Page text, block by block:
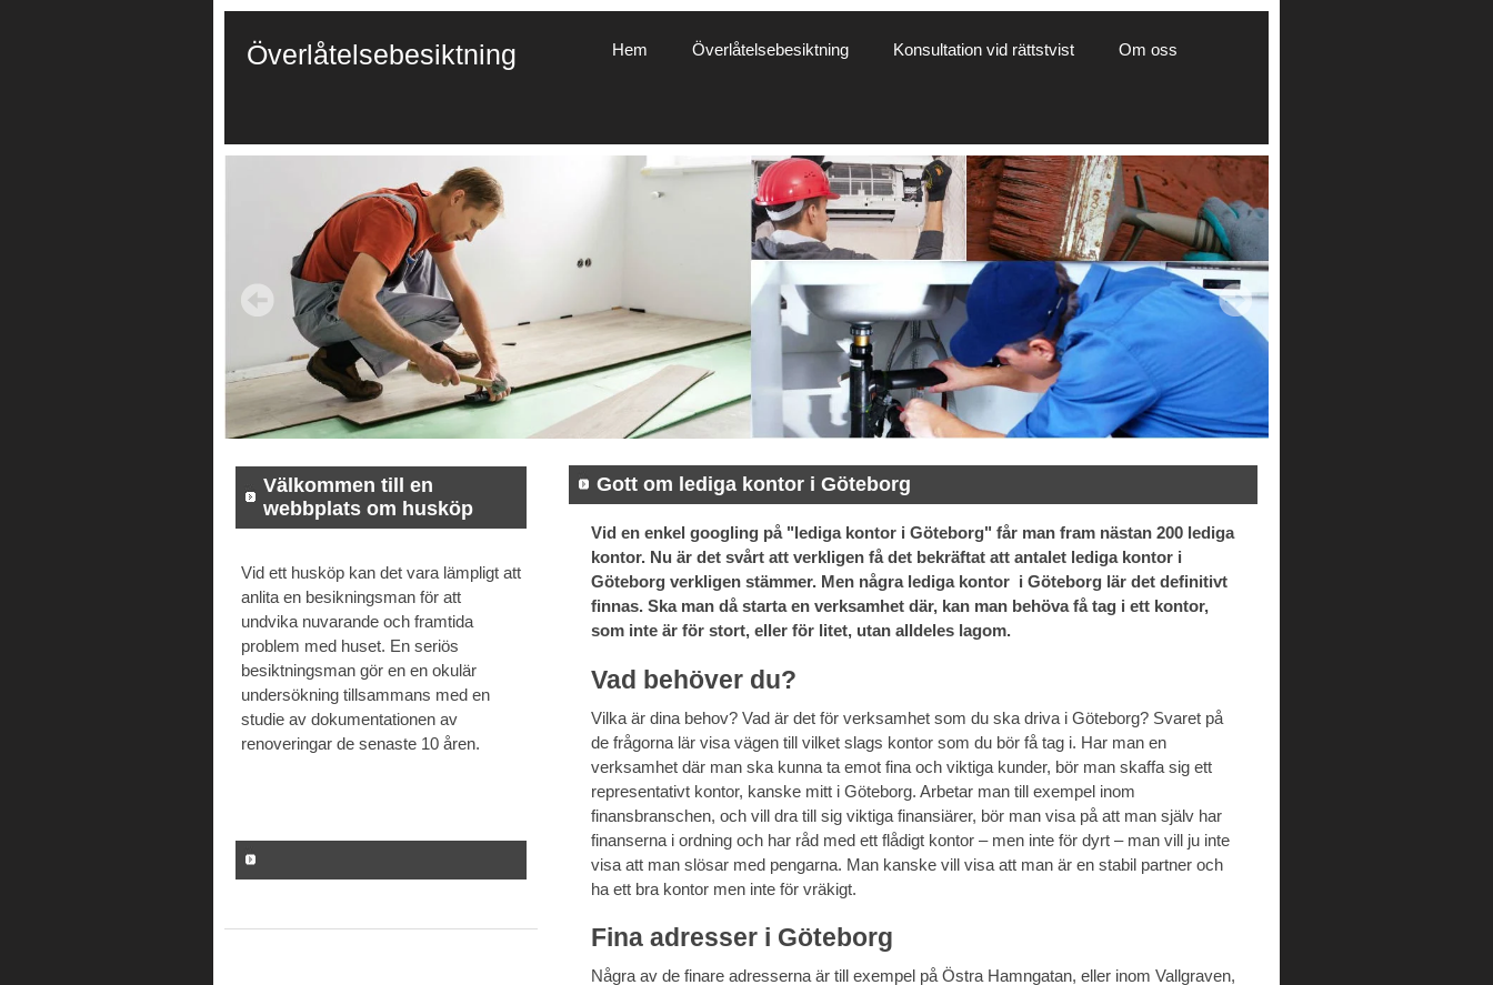
Överlåtelsebesiktning Hem Överlåtelsebesiktning Konsultation vid rättstvist Om oss
Gott om lediga kontor i Göteborg
Vid en enkel googling på "lediga kontor i Göteborg" får man fram nästan 200 lediga
kontor. Nu är det svårt att verkligen få det bekräftat att antalet lediga kontor i
Göteborg verkligen stämmer. Men några lediga kontor i Göteborg lär det definitivt
finnas. Ska man då starta en verksamhet där, kan man behöva få tag i ett kontor,
som inte är för stort, eller för litet, utan alldeles lagom.
Vad behöver du?
Vilka är dina behov? Vad är det för verksamhet som du ska driva i Göteborg? Svaret på
de frågorna lär visa vägen till vilket slags kontor som du bör få tag i. Har man en
verksamhet där man ska kunna ta emot fina och viktiga kunder, bör man skaffa sig ett
representativt kontor, kanske mitt i Göteborg. Arbetar man till exempel inom
finansbranschen, och vill dra till sig viktiga finansiärer, bör man visa på att man själv har
finanserna i ordning och har råd med ett flådigt kontor – men inte för dyrt – man vill ju inte
visa att man slösar med pengarna. Man kanske vill visa att man är en stabil partner och
ha ett bra kontor men inte för vräkigt.
Fina adresser i Göteborg
Några av de finare adresserna är till exempel på Östra Hamngatan, eller inom Vallgraven,
Välkommen till en
webbplats om husköp
Vid ett husköp kan det vara lämpligt att
anlita en besikningsman för att
undvika nuvarande och framtida
problem med huset. En seriös
besiktningsman gör en en okulär
undersökning tillsammans med en
studie av dokumentationen av
renoveringar de senaste 10 åren.